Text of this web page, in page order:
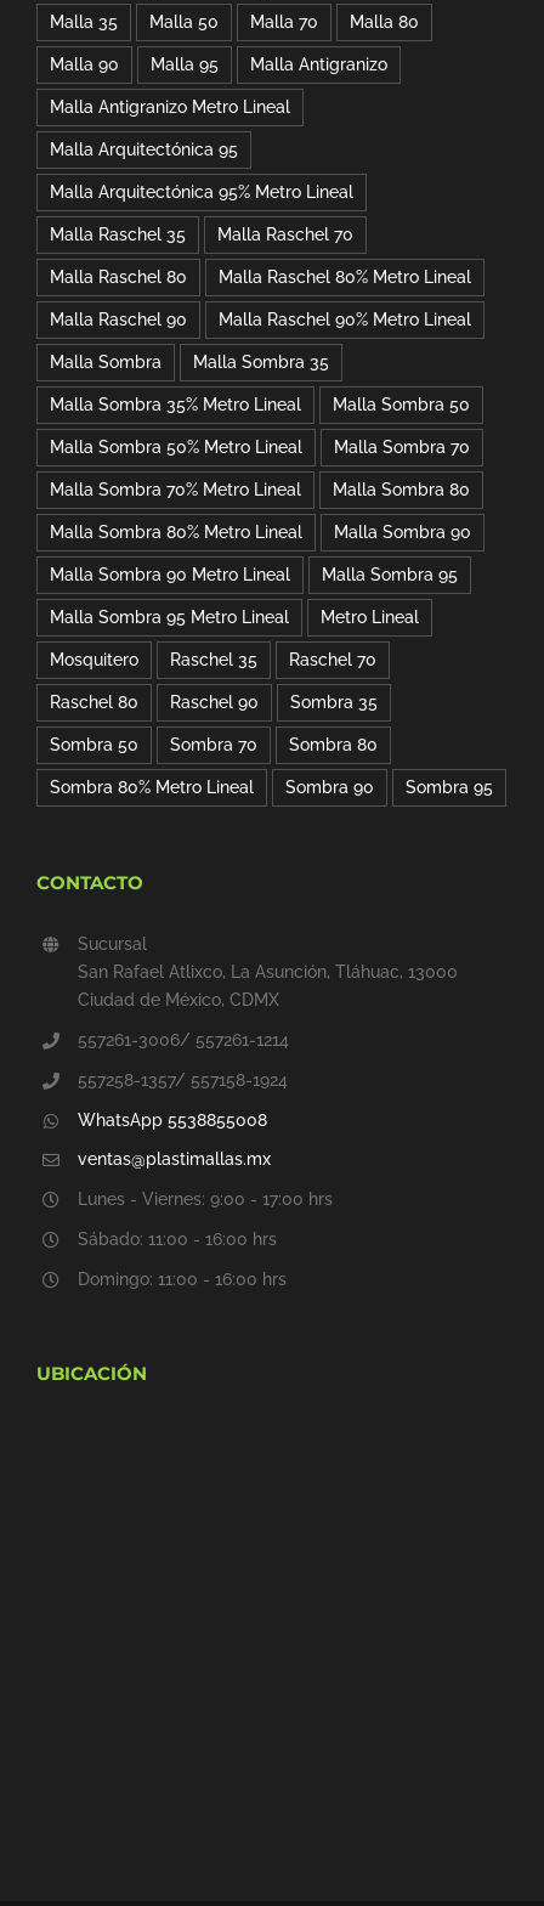
hasta
$5,472.00
Malla 35 Malla 50 Malla 70 Malla 80
Malla 90 Malla 95 Malla Antigranizo
Malla Antigranizo Metro Lineal
Malla Arquitectónica 95
Malla Arquitectónica 95% Metro Lineal
Malla Raschel 35 Malla Raschel 70
Malla Raschel 80 Malla Raschel 80% Metro Lineal
Malla Raschel 90 Malla Raschel 90% Metro Lineal
Malla Sombra Malla Sombra 35
Malla Sombra 35% Metro Lineal Malla Sombra 50
Malla Sombra 50% Metro Lineal Malla Sombra 70
Malla Sombra 70% Metro Lineal Malla Sombra 80
Malla Sombra 80% Metro Lineal Malla Sombra 90
Malla Sombra 90 Metro Lineal Malla Sombra 95
Malla Sombra 95 Metro Lineal Metro Lineal
Mosquitero Raschel 35 Raschel 70
Raschel 80 Raschel 90 Sombra 35
Sombra 50 Sombra 70 Sombra 80
Sombra 80% Metro Lineal Sombra 90 Sombra 95
CONTACTO
Sucursal
San Rafael Atlixco, La Asunción, Tláhuac, 13000
Ciudad de México, CDMX
557261-3006/ 557261-1214
557258-1357/ 557158-1924
WhatsApp 5538855008
ventas@plastimallas.mx
Lunes - Viernes: 9:00 - 17:00 hrs
Sábado: 11:00 - 16:00 hrs
Domingo: 11:00 - 16:00 hrs
UBICACIÓN